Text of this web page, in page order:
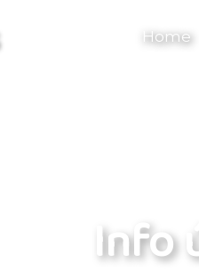
Home
Info